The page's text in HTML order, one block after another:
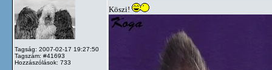
Tagság: 2007-02-17 19:27:50
Tagszám: #41693
Hozzászólások: 733
Köszi!